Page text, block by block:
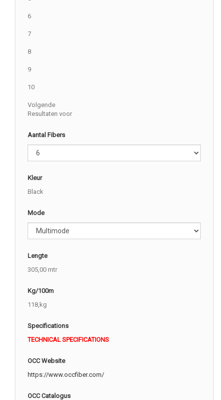
6
7
8
9
10
Volgende
Resultaten voor
Aantal Fibers
Kleur
Black
Mode
Lengte
305,00 mtr
Kg/100m
118,kg
Specifications
TECHNICAL SPECIFICATIONS
OCC Website
https://www.occfiber.com/
OCC Catalogus